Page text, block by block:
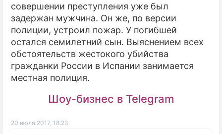
СЕРИАЛЫ
ИГРЫ
ПРЕСС-РЕЛИЗЫ
О ПРОЕКТЕ
совершении преступления уже был
задержан мужчина. Он же, по версии
полиции, устроил пожар. У погибшей
остался семилетний сын. Выяснением всех
обстоятельств жестокого убийства
гражданки России в Испании занимается
местная полиция.
Шоу-бизнес в Telegram
20 июля 2017, 18:23